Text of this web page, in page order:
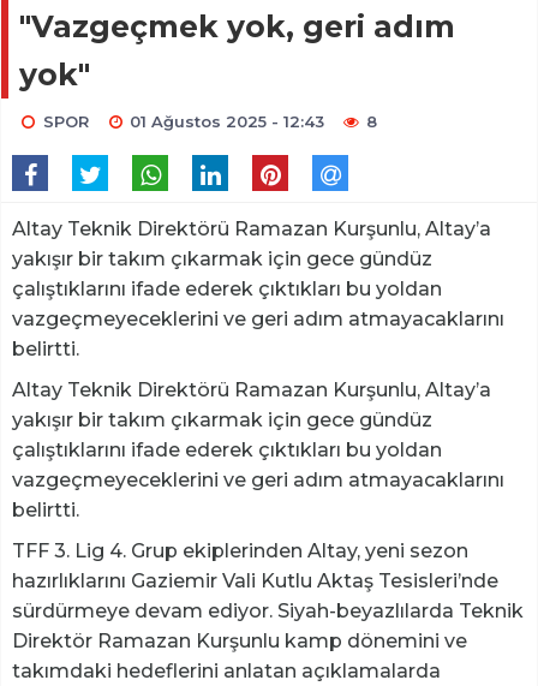
"Vazgeçmek yok, geri adım
yok"
SPOR 01 Ağustos 2025 - 12:43 8
Altay Teknik Direktörü Ramazan Kurşunlu, Altay’a
yakışır bir takım çıkarmak için gece gündüz
çalıştıklarını ifade ederek çıktıkları bu yoldan
vazgeçmeyeceklerini ve geri adım atmayacaklarını
belirtti.
Altay Teknik Direktörü Ramazan Kurşunlu, Altay’a
yakışır bir takım çıkarmak için gece gündüz
çalıştıklarını ifade ederek çıktıkları bu yoldan
vazgeçmeyeceklerini ve geri adım atmayacaklarını
belirtti.
TFF 3. Lig 4. Grup ekiplerinden Altay, yeni sezon
hazırlıklarını Gaziemir Vali Kutlu Aktaş Tesisleri’nde
sürdürmeye devam ediyor. Siyah-beyazlılarda Teknik
Direktör Ramazan Kurşunlu kamp dönemini ve
takımdaki hedeflerini anlatan açıklamalarda